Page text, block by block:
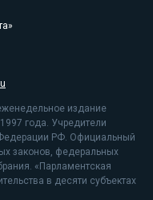
издание
года. Учредители
РФ. Официальный
законов, федеральных
«Парламентская
в десяти субъектах